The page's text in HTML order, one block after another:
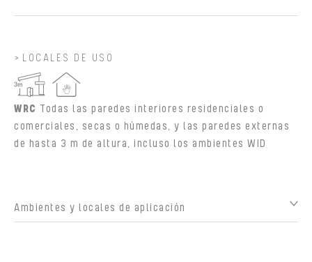
LOCALES DE USO
WRC Todas las paredes interiores residenciales o
comerciales, secas o húmedas, y las paredes externas
de hasta 3 m de altura, incluso los ambientes WID
Ambientes y locales de aplicación